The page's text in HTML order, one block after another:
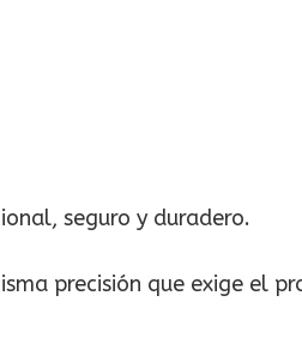
seguro y duradero.
precisión que exige el